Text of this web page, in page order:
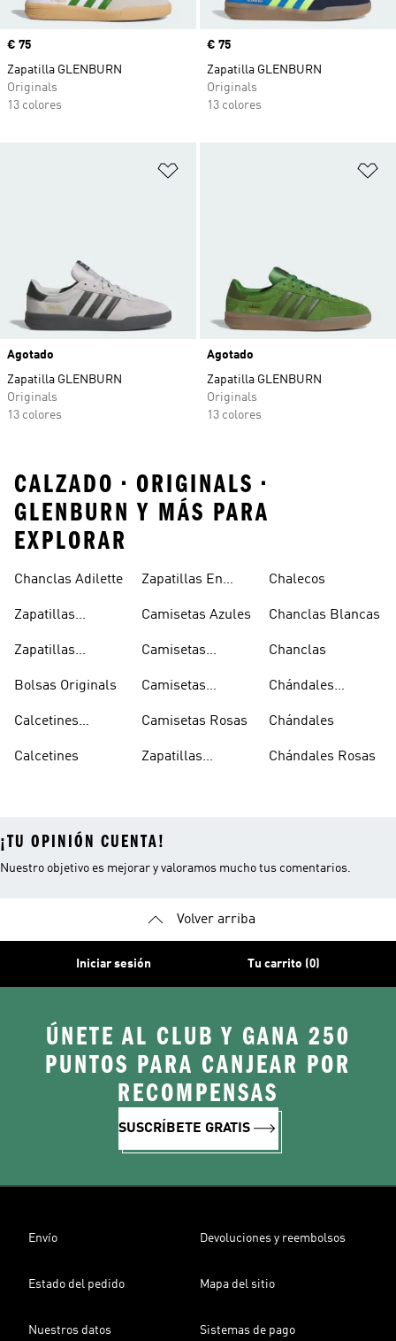
Precio
€ 75
Zapatilla GLENBURN
Originals
13 colores
Precio
€ 75
Zapatilla GLENBURN
Originals
13 colores
Agotado
Zapatilla GLENBURN
Originals
13 colores
Agotado
Zapatilla GLENBURN
Originals
13 colores
CALZADO • ORIGINALS •
GLENBURN Y MÁS PARA
EXPLORAR
Chanclas Adilette
Zapatillas
Zapatillas
Blancas
Bolsas Originals
Calcetines
Blancos
Calcetines
Zapatillas En
Camisetas Azules
Camisetas
Camisetas
Camisetas Rosas
Zapatillas
Chalecos
Chanclas Blancas
Chanclas
Chándales
Chándales
Chándales Rosas
¡TU OPINIÓN CUENTA!
Nuestro objetivo es mejorar y valoramos mucho tus comentarios.
Volver arriba
Iniciar sesión Tu carrito (0)
ÚNETE AL CLUB Y GANA 250
PUNTOS PARA CANJEAR POR
RECOMPENSAS
SUSCRÍBETE GRATIS
Envío Devoluciones y reembolsos
Estado del pedido Mapa del sitio
Nuestros datos Sistemas de pago